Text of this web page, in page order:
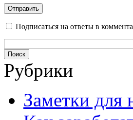
Подписаться на ответы в
Рубрики
Заметки